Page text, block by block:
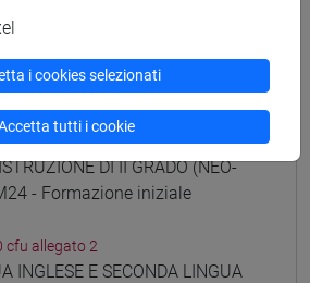
E CULTURA STRANIERA
- Formazione iniziale
cfu allegato 2
E CULTURE STRANIERE NEGLI
DI II GRADO (NEO-
- Formazione iniziale
cfu allegato 2
INGLESE E SECONDA LINGUA
i cookies selezionati
tutti i cookie